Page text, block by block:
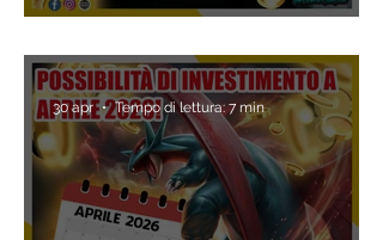
30 apr Tempo di lettura: 7 min